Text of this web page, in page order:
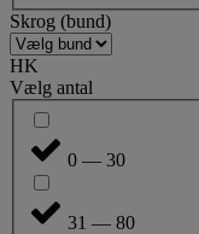
Skrog (bund)
HK
Vælg antal
0 — 30
31 — 80